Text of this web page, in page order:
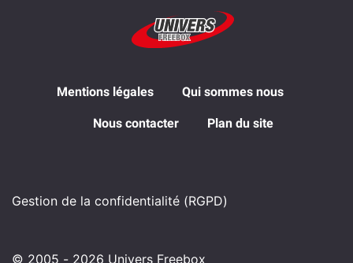
Mentions légales Qui sommes nous
Nous contacter Plan du site
Gestion de la confidentialité (RGPD)
© 2005 - 2026 Univers Freebox